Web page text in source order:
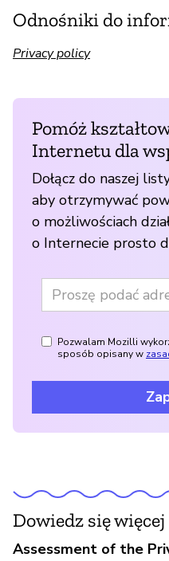
Odnośniki do
Privacy policy
Pomóż
Internetu dla
Dołącz do naszej
aby otrzymywać
o możliwościach
o Internecie prosto
Pozwalam Mozilli
sposób opisany w
Dowiedz się więcej
Assessment of the